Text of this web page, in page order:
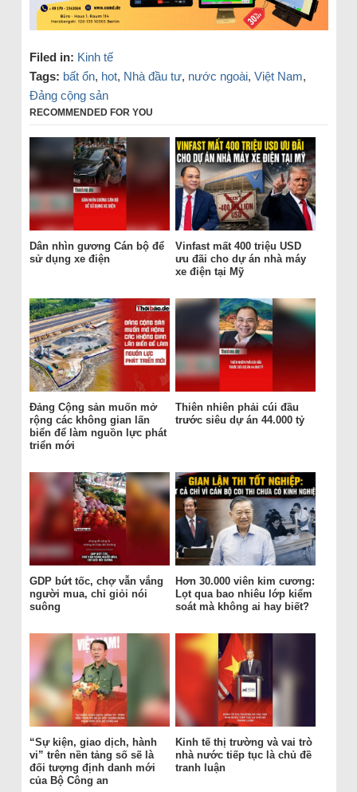
Filed in: Kinh tế
Tags: bất ổn, hot, Nhà đầu tư, nước ngoài, Việt Nam,
Đảng cộng sản
RECOMMENDED FOR YOU
Dân nhìn gương Cán bộ để
sử dụng xe điện
Vinfast mất 400 triệu USD
ưu đãi cho dự án nhà máy
xe điện tại Mỹ
Đảng Cộng sản muốn mở
rộng các không gian lấn
biển để làm nguồn lực phát
triển mới
Thiên nhiên phải cúi đầu
trước siêu dự án 44.000 tỷ
GDP bứt tốc, chợ vẫn vắng
người mua, chỉ giỏi nói
suông
Hơn 30.000 viên kim cương:
Lọt qua bao nhiêu lớp kiểm
soát mà không ai hay biết?
“Sự kiện, giao dịch, hành
vi” trên nền tảng số sẽ là
đối tượng định danh mới
của Bộ Công an
Kinh tế thị trường và vai trò
nhà nước tiếp tục là chủ đề
tranh luận